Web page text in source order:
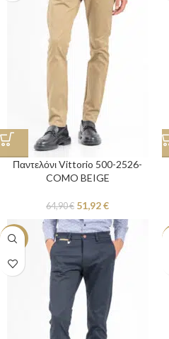
Παντελόνι Vittorio 500-2526-
COMO BEIGE
64,90€ 51,92€
-20%